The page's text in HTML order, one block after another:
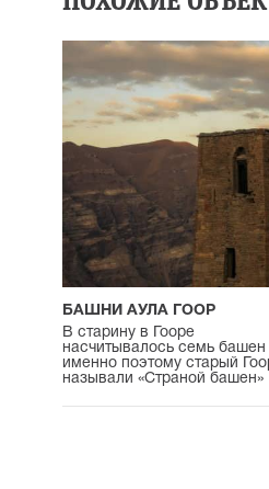
БАШНИ АУЛА ГООР
В старину в Гооре
насчитывалось семь башен
именно поэтому старый
называли «Страной башен»